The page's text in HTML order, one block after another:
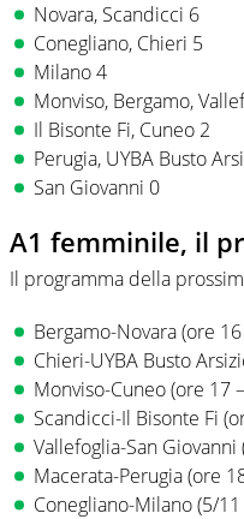
Novara, Scandicci 6
Conegliano, Chieri 5
Milano 4
Monviso, Bergamo,
Il Bisonte Fi, Cuneo 2
Perugia, UYBA Busto
San Giovanni 0
A1 femminile, il
Il programma della
Bergamo-Novara (ore 16
Chieri-UYBA Busto
Monviso-Cuneo (ore 17
Scandicci-Il Bisonte Fi
Vallefoglia-San Giovanni
Macerata-Perugia (ore
Conegliano-Milano (5/